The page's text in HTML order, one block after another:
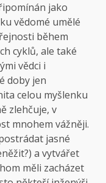
jako
vědomé umělé
během
cyklů, ale také
vědci i
doby jen
celou myšlenku
zlehčuje, v
mnohem vážněji.
jasné
a vytvářet
měli zacházet